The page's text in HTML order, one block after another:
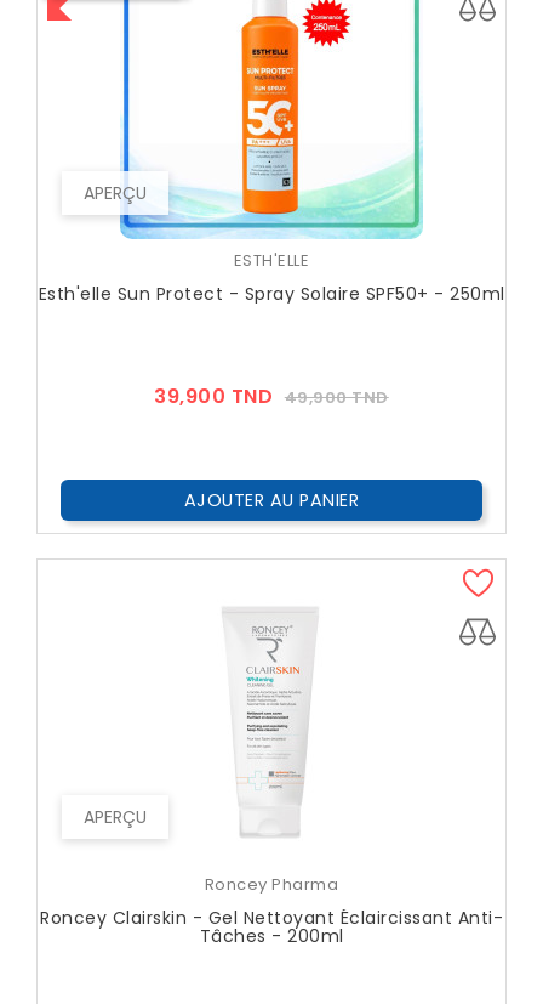
APERÇU
ESTH'ELLE
Esth'elle Sun Protect - Spray Solaire SPF50+ - 250ml
39,900 TND Prix
49,900 TNDPrix
AJOUTER AU PANIER
APERÇU
Roncey Pharma
Roncey Clairskin - Gel Nettoyant Éclaircissant Anti-
Tâches - 200ml